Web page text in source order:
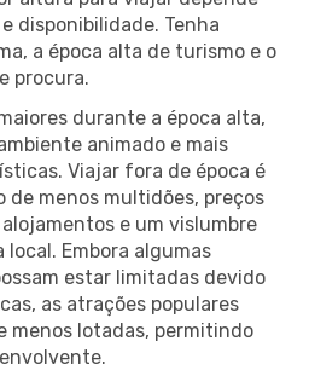
disponibilidade. Tenha
a época alta de turismo e o
procura.
durante a época alta,
animado e mais
Viajar fora de época é
de menos multidões, preços
e um vislumbre
Embora algumas
estar limitadas devido
as atrações populares
menos lotadas, permitindo